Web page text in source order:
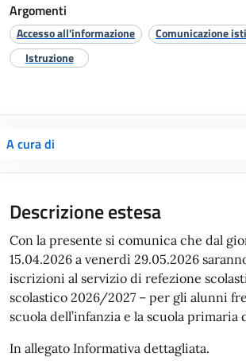
Argomenti
Accesso all'informazione
Comunicazione
Istruzione
A cura di
Descrizione estesa
Con la presente si comunica che dal
15.04.2026 a venerdì 29.05.2026
iscrizioni al servizio di refezione
scolastico 2026/2027 – per gli alunni
scuola dell’infanzia e la scuola primaria
In allegato Informativa dettagliata.